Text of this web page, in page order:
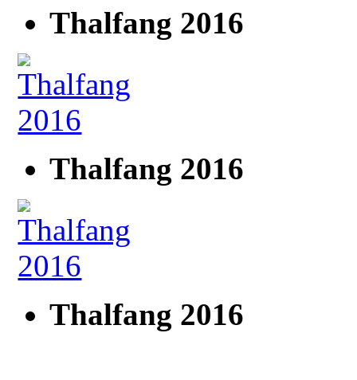
Thalfang 2016
Thalfang 2016
Thalfang 2016